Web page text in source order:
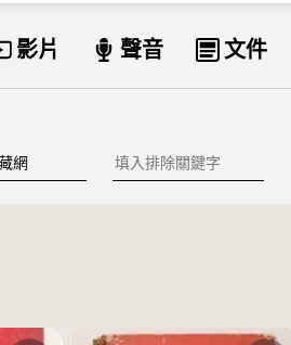
資料類型
影片 聲音 文件
排除關鍵字